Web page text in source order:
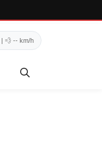
| 💨 -- km/h